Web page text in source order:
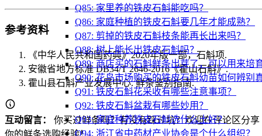
Q85: 家里养的铁皮石斛能吃吗？
Q86: 家庭种植的铁皮石斛要几年才能成熟？
Q87: 剪掉的铁皮石斛枝条能再长出来吗？
Q88: 树上能长出铁皮石斛吗？
Q89: 商店买的石斛鲜条出芽了，可以用来培
Q90: 花鸟市场购买的铁皮石斛幼苗如何辨别
Q91: 铁皮石斛花采收有哪些注意事项？
Q92: 铁皮石斛盆栽有哪些妙用？
Q93: 家庭种养铁皮石斛选什么土好？
Q94: 浙江省中药材产业协会是个什么组织？
参考资料
《中华人民共和国药典》2020年版一部，石斛项.
安徽省地方标准 DB34/T 2646-2016《霍山石斛》.
霍山县石斛产业发展中心. 鲜条鉴别指南.
互动留言：
你买过鲜条吗？有没有踩过坑？欢迎在评论区分享
你的鲜条选购经验！